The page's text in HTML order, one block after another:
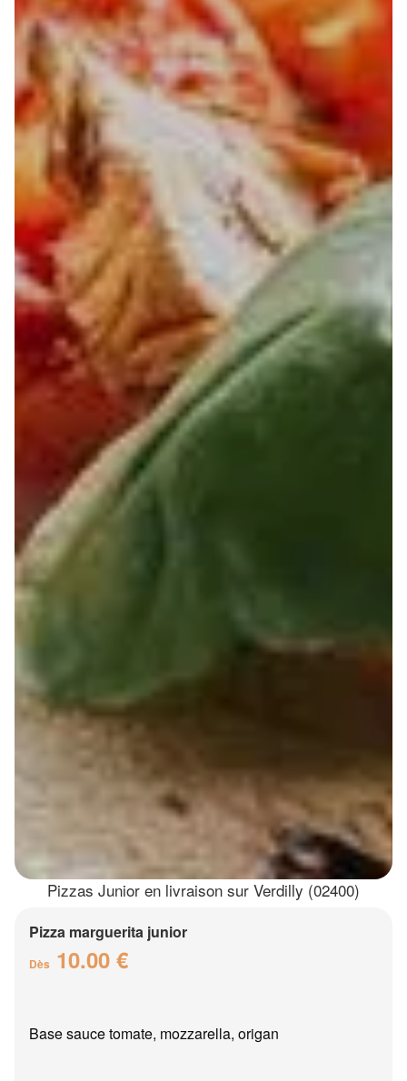
Pizzas Junior en livraison sur Verdilly (02400)
Pizza marguerita junior
Dès 10.00 €
Base sauce tomate, mozzarella, origan